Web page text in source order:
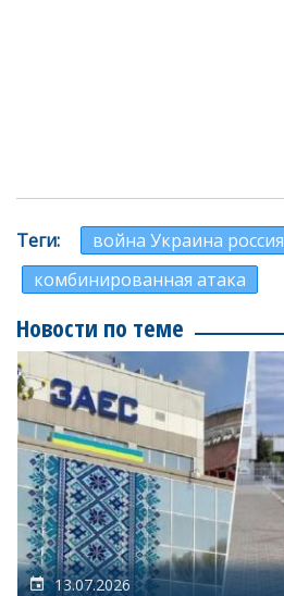
Теги война Украина россия
комбинированная атака
Новости по теме
13.07.2026